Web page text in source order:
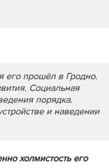
его прошёл в Гродно.
Социальная
порядка.
и наведении
холмистость его